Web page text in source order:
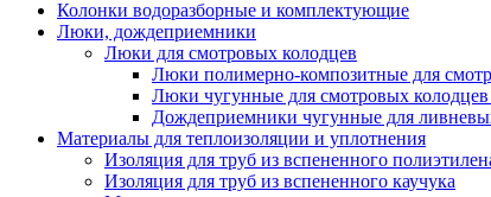
Колонки водоразборные и комплектующие
Люки, дождеприемники
Люки для смотровых колодцев
Люки полимерно-композитные для
Люки чугунные для смотровых
Дождеприемники чугунные для
Материалы для теплоизоляции и уплотнения
Изоляция для труб из вспененного
Изоляция для труб из вспененного каучука